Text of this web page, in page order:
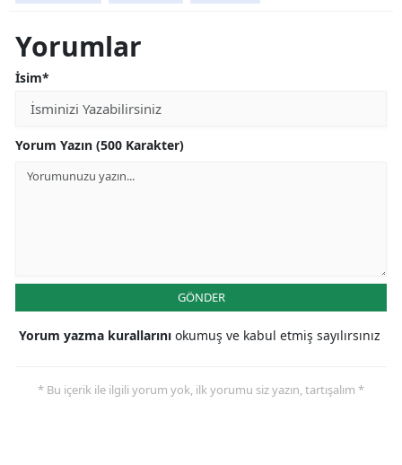
Yorumlar
İsim*
Yorum Yazın (500 Karakter)
GÖNDER
Yorum yazma kurallarını okumuş ve kabul etmiş sayılırsınız
* Bu içerik ile ilgili yorum yok, ilk yorumu siz yazın, tartışalım *